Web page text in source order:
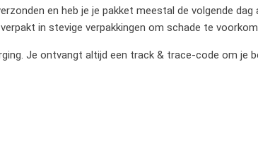
en heb je je pakket meestal de volgende dag
in stevige verpakkingen om schade te
Je ontvangt altijd een track & trace-code om je